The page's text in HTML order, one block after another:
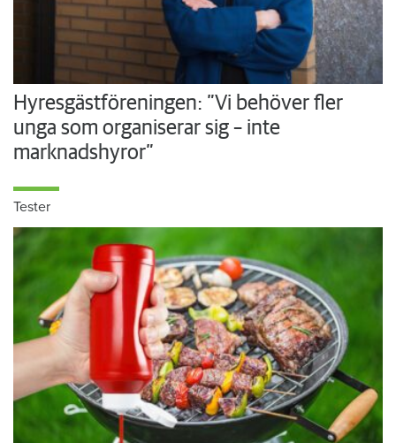
Hyresgästföreningen: ”Vi behöver fler
unga som organiserar sig – inte
marknadshyror”
Tester